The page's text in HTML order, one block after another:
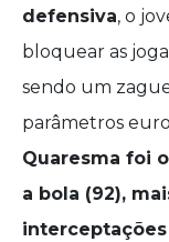
defensiva, o
bloquear as
sendo um
parâmetros
Quaresma foi
a bola (92),
interceptações